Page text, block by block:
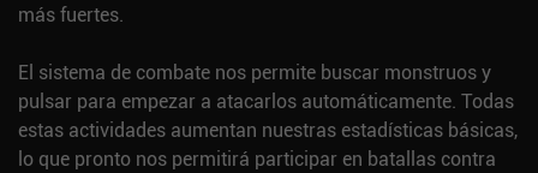
más fuertes.
El sistema de combate nos permite buscar monstruos y
pulsar para empezar a atacarlos automáticamente. Todas
estas actividades aumentan nuestras estadísticas básicas,
lo que pronto nos permitirá participar en batallas contra